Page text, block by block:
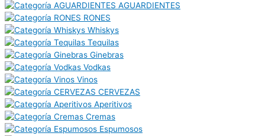
AGUARDIENTES
RONES
Whiskys
Tequilas
Ginebras
Vodkas
Vinos
CERVEZAS
Aperitivos
Cremas
Espumosos